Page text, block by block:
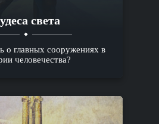
света
о главных сооружениях в
человечества?